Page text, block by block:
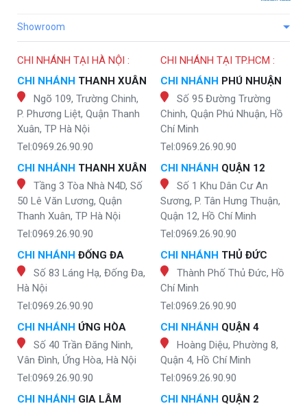
Showroom
CHI NHÁNH TẠI HÀ NỘI :
CHI NHÁNH THANH XUÂN
Ngõ 109, Trường Chinh,
P. Phương Liệt, Quận Thanh
Xuân, TP Hà Nội
Tel:0969.26.90.90
CHI NHÁNH THANH XUÂN
Tầng 3 Tòa Nhà N4D, Số
50 Lê Văn Lương, Quận
Thanh Xuân, TP Hà Nội
Tel:0969.26.90.90
CHI NHÁNH ĐỐNG ĐA
Số 83 Láng Hạ, Đống Đa,
Hà Nội
Tel:0969.26.90.90
CHI NHÁNH ỨNG HÒA
Số 40 Trần Đăng Ninh,
Vân Đình, Ứng Hòa, Hà Nội
Tel:0969.26.90.90
CHI NHÁNH GIA LÂM
CHI NHÁNH TẠI TP.HCM :
CHI NHÁNH PHÚ NHUẬN
Số 95 Đường Trường
Chinh, Quận Phú Nhuận, Hồ
Chí Minh
Tel:0969.26.90.90
CHI NHÁNH QUẬN 12
Số 1 Khu Dân Cư An
Sương, P. Tân Hưng Thuận,
Quận 12, Hồ Chí Minh
Tel:0969.26.90.90
CHI NHÁNH THỦ ĐỨC
Thành Phố Thủ Đức, Hồ
Chí Minh
Tel:0969.26.90.90
CHI NHÁNH QUẬN 4
Hoàng Diệu, Phường 8,
Quận 4, Hồ Chí Minh
Tel:0969.26.90.90
CHI NHÁNH QUẬN 2